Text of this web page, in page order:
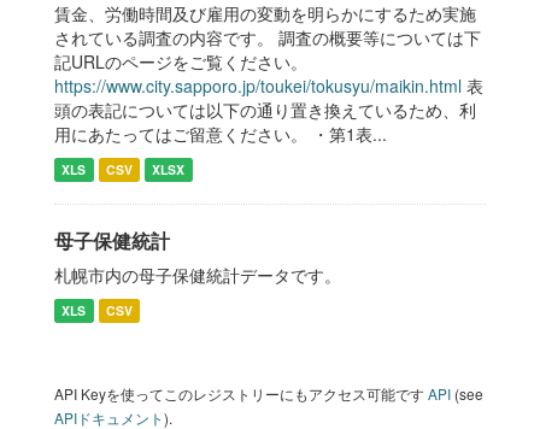
賃金、労働時間及び雇用の変動を明らかにするため実施
されている調査の内容です。 調査の概要等については下
記URLのページをご覧ください。
https://www.city.sapporo.jp/toukei/tokusyu/maikin.html 表
頭の表記については以下の通り置き換えているため、利
用にあたってはご留意ください。 ・第1表...
XLS CSV XLSX
母子保健統計
札幌市内の母子保健統計データです。
XLS CSV
API Keyを使ってこのレジストリーにもアクセス可能ですAPI (see
APIドキュメント).